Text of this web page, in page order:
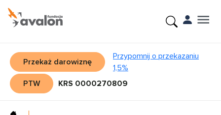
Przekaż darowiznę
Przypomnij o przekazaniu
1,5%
PTW
KRS 0000270809